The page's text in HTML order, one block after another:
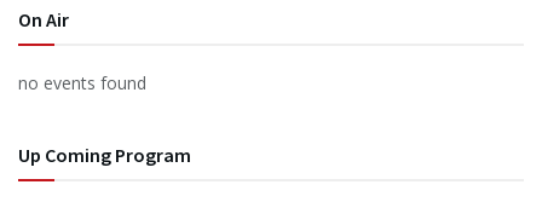
On Air
no events found
Up Coming Program